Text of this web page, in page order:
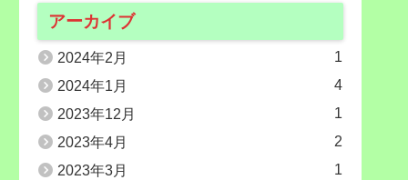
アーカイブ
2024年2月
1
2024年1月
4
2023年12月
1
2023年4月
2
2023年3月
1